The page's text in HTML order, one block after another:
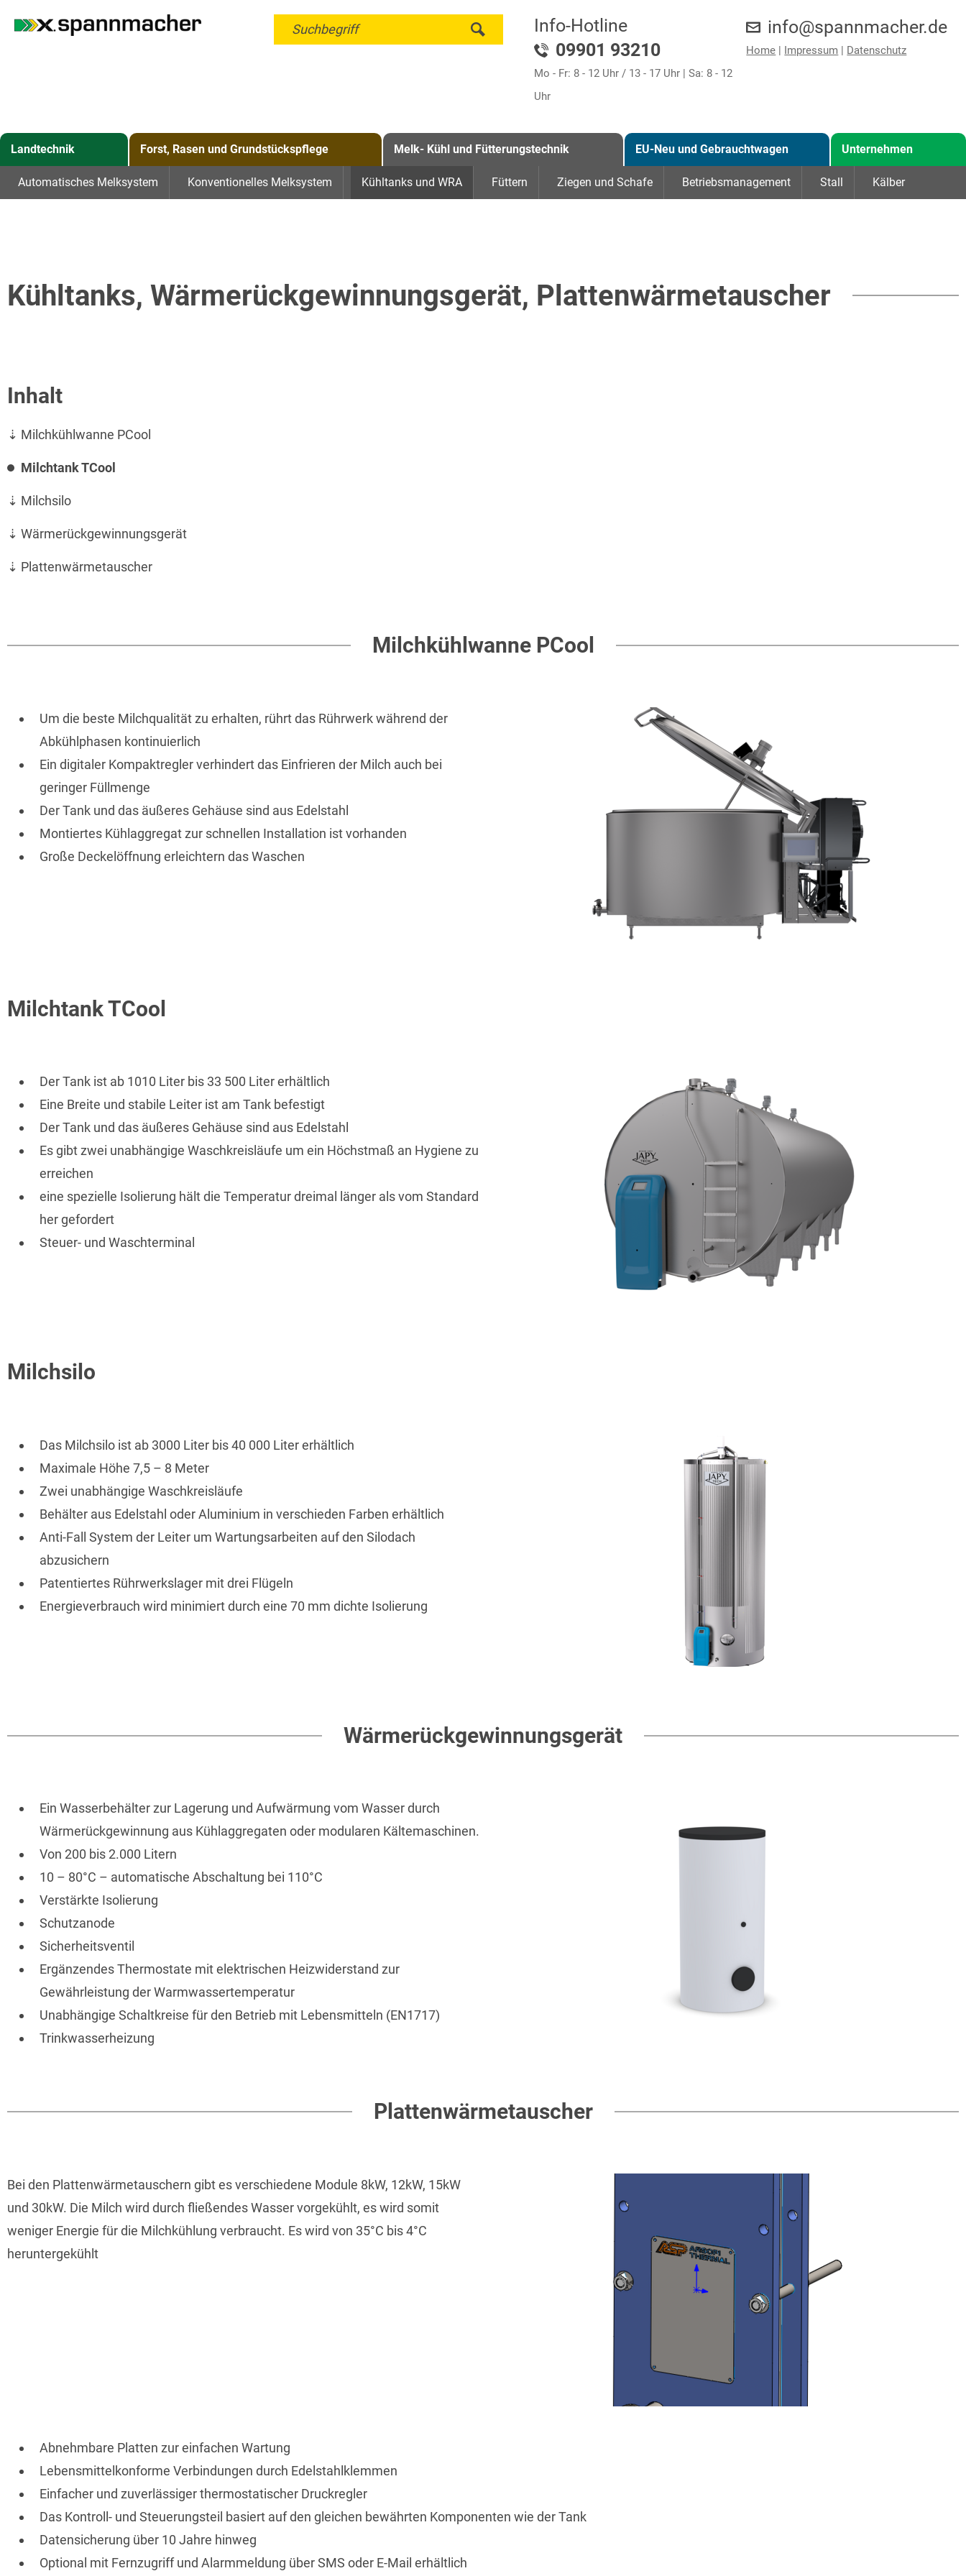
Suchbegriff
Info-Hotline
09901 93210
Mo - Fr: 8 - 12 Uhr / 13 - 17 Uhr | Sa: 8 - 12
Uhr
info@spannmacher.de
Home | Impressum | Datenschutz
Kühltanks, Wärmerückgewinnungsgerät, Plattenwärmetauscher
Inhalt
Milchkühlwanne PCool
Milchtank TCool
Milchsilo
Wärmerückgewinnungsgerät
Plattenwärmetauscher
Milchkühlwanne PCool
Um die beste Milchqualität zu erhalten, rührt das Rührwerk während der
Abkühlphasen kontinuierlich
Ein digitaler Kompaktregler verhindert das Einfrieren der Milch auch bei
geringer Füllmenge
Der Tank und das äußeres Gehäuse sind aus Edelstahl
Montiertes Kühlaggregat zur schnellen Installation ist vorhanden
Große Deckelöffnung erleichtern das Waschen
Milchtank TCool
Der Tank ist ab 1010 Liter bis 33 500 Liter erhältlich
Eine Breite und stabile Leiter ist am Tank befestigt
Der Tank und das äußeres Gehäuse sind aus Edelstahl
Es gibt zwei unabhängige Waschkreisläufe um ein Höchstmaß an Hygiene zu
erreichen
eine spezielle Isolierung hält die Temperatur dreimal länger als vom Standard
her gefordert
Steuer- und Waschterminal
Milchsilo
Das Milchsilo ist ab 3000 Liter bis 40 000 Liter erhältlich
Maximale Höhe 7,5 – 8 Meter
Zwei unabhängige Waschkreisläufe
Behälter aus Edelstahl oder Aluminium in verschieden Farben erhältlich
Anti-Fall System der Leiter um Wartungsarbeiten auf den Silodach
abzusichern
Patentiertes Rührwerkslager mit drei Flügeln
Energieverbrauch wird minimiert durch eine 70 mm dichte Isolierung
Wärmerückgewinnungsgerät
Ein Wasserbehälter zur Lagerung und Aufwärmung vom Wasser durch
Wärmerückgewinnung aus Kühlaggregaten oder modularen Kältemaschinen.
Von 200 bis 2.000 Litern
10 – 80°C – automatische Abschaltung bei 110°C
Verstärkte Isolierung
Schutzanode
Sicherheitsventil
Ergänzendes Thermostate mit elektrischen Heizwiderstand zur
Gewährleistung der Warmwassertemperatur
Unabhängige Schaltkreise für den Betrieb mit Lebensmitteln (EN1717)
Trinkwasserheizung
Plattenwärmetauscher
Bei den Plattenwärmetauschern gibt es verschiedene Module 8kW, 12kW, 15kW
und 30kW. Die Milch wird durch fließendes Wasser vorgekühlt, es wird somit
weniger Energie für die Milchkühlung verbraucht. Es wird von 35°C bis 4°C
heruntergekühlt
Abnehmbare Platten zur einfachen Wartung
Lebensmittelkonforme Verbindungen durch Edelstahlklemmen
Einfacher und zuverlässiger thermostatischer Druckregler
Das Kontroll- und Steuerungsteil basiert auf den gleichen bewährten Komponenten wie der Tank
Datensicherung über 10 Jahre hinweg
Optional mit Fernzugriff und Alarmmeldung über SMS oder E-Mail erhältlich
Landtechnik Forst, Rasen und Grundstückspflege Melk- Kühl und Fütterungstechnik
Automatisches Melksystem Konventionelles Melksystem Kühltanks und WRA Füttern Ziegen und Schafe Betriebsmanagement Stall Kälber
EU-Neu und Gebrauchtwagen Unternehmen